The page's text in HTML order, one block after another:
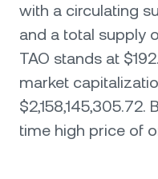
with a circulating
and a total supply
TAO stands at
market
time high price of